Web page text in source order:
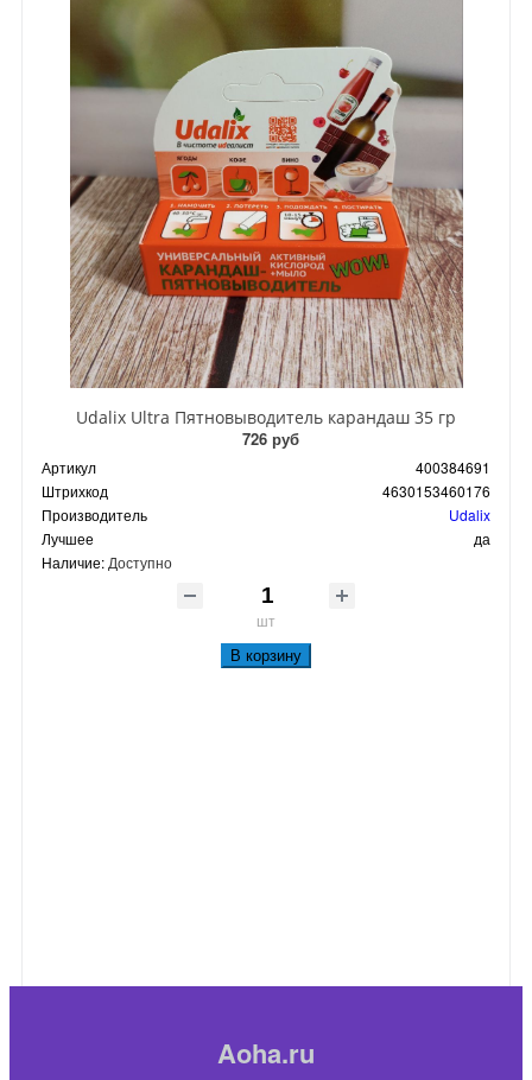
Udalix Ultra Пятновыводитель карандаш 35 гр
726 руб
Артикул
400384691
Штрихкод
4630153460176
Производитель
Udalix
Лучшее
да
Наличие: Доступно
шт
В корзину
Aoha.ru